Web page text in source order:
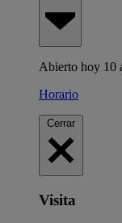
Abierto hoy 10
Horario
Cerrar
Visita